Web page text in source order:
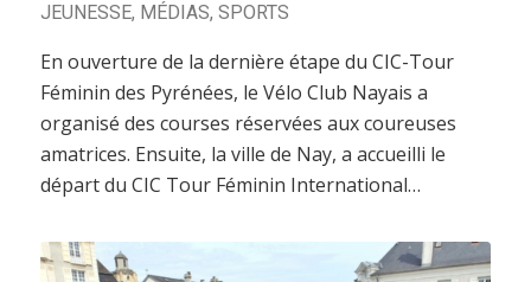
JEUNESSE, MÉDIAS, SPORTS
En ouverture de la dernière étape du CIC-Tour
Féminin des Pyrénées, le Vélo Club Nayais a
organisé des courses réservées aux coureuses
amatrices. Ensuite, la ville de Nay, a accueilli le
départ du CIC Tour Féminin International…